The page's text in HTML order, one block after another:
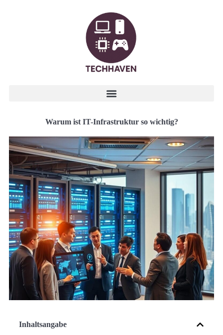
Warum ist IT-Infrastruktur so wichtig?
Inhaltsangabe